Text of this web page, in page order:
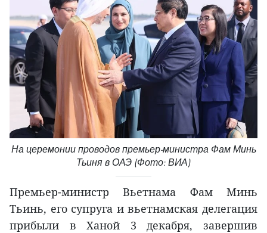
На церемонии проводов премьер-министра Фам Минь
Тьиня в ОАЭ (Фото: ВИА)
Премьер-министр Вьетнама Фам Минь
Тьинь, его супруга и вьетнамская делегация
прибыли в Ханой 3 декабря, завершив